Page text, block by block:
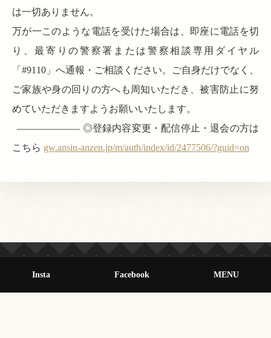
は一切ありません。
万が一このような電話を受けた場合は、即座に電話を切
り、最寄りの警察署または警察相談専用ダイヤル
「#9110」へ通報・ご相談ください。ご自身だけでなく、
ご家族や身の回りの方へも周知いただき、被害防止に努
めていただきますようお願いいたします。
——————– ◎登録内容変更・配信停止・退会の方は
こちら gw.ansin-anzen.jp/m/auth/index/id/2477506/?guid=on
Insta Facebook MENU